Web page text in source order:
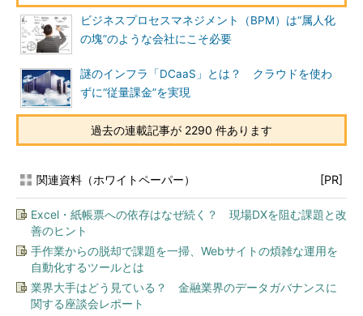
ビジネスプロセスマネジメント（BPM）は“属人化
の塊”のような会社にこそ必要
謎のインフラ「DCaaS」とは？ クラウドを使わ
ずに“従量課金”を実現
過去の連載記事が 2290 件あります
関連資料（ホワイトペーパー） [PR]
Excel・紙帳票への依存はなぜ続く？ 現場DXを阻む課題と改
善のヒント
手作業からの脱却で課題を一掃、Webサイトの煩雑な運用を
自動化するツールとは
業界大手はどう見ている？ 金融業界のデータガバナンスに
関する座談会レポート